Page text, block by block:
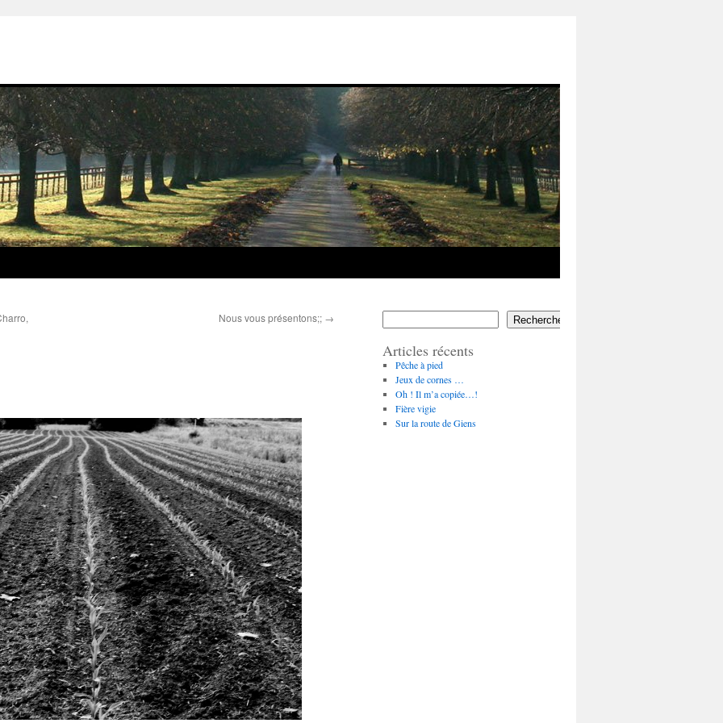
Nous vous présentons;; → Rechercher
Articles récents
Pêche à pied
Jeux de cornes …
Oh ! Il m’a copiée…!
Fière vigie
Sur la route de Giens